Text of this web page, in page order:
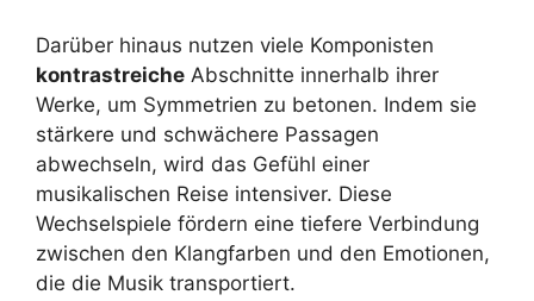
Darüber hinaus nutzen viele Komponisten
kontrastreiche Abschnitte innerhalb ihrer
Werke, um Symmetrien zu betonen. Indem sie
stärkere und schwächere Passagen
abwechseln, wird das Gefühl einer
musikalischen Reise intensiver. Diese
Wechselspiele fördern eine tiefere Verbindung
zwischen den Klangfarben und den Emotionen,
die die Musik transportiert.